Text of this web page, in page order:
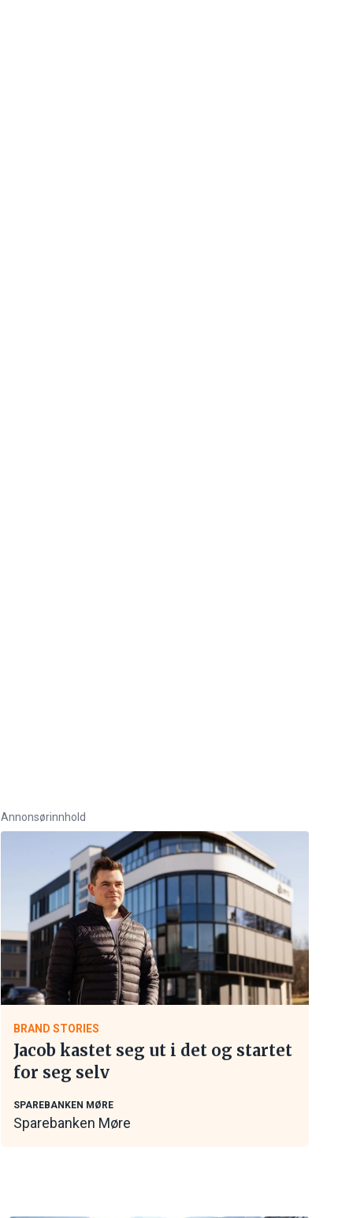
Annonsørinnhold
BRAND STORIES
Jacob kastet seg ut i det og startet
for seg selv
SPAREBANKEN MØRE
Sparebanken Møre